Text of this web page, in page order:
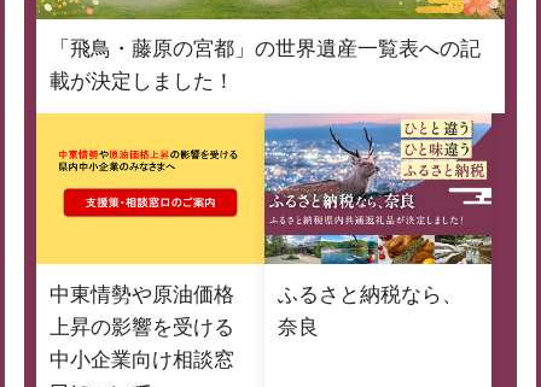
「飛鳥・藤原の宮都」の世界遺産一覧表への記
載が決定しました！
中東情勢や原油価格
上昇の影響を受ける
中小企業向け相談窓
ふるさと納税なら、
奈良